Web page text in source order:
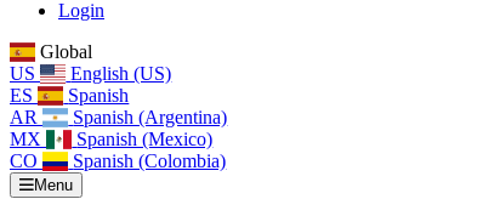
Login
Global
US
English (US)
ES
Spanish
AR
Spanish (Argentina)
MX
Spanish (Mexico)
CO
Spanish (Colombia)
Menu